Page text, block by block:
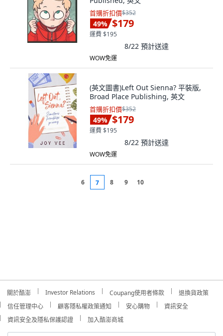
首購折扣價$352
49% $179
運費 $195
8/22 預計送達
WOW免運
(英文圖書)Left Out Sienna? 平裝版,
Broad Place Publishing, 英文
首購折扣價$352
49% $179
運費 $195
8/22 預計送達
WOW免運
6 7 8 9 10
關於酷澎 Investor Relations Coupang使用者條款
退換貨政策
信任管理中心
顧客隱私權政策通知 安心購物
資訊安全
資訊安全及隱私保護認證
加入酷澎商城